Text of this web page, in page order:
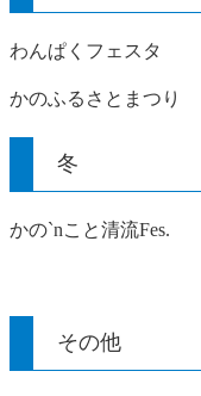
わんぱくフェスタ
かのふるさとまつり
冬
かの`nこと清流Fes.
その他